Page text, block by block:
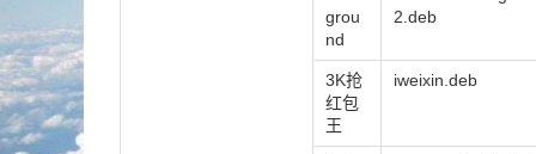
grou
nd
2.deb
3K抢
红包
王
iweixin.deb